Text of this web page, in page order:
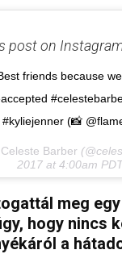
post on
friends because
(📸
Celeste Barber
2017 at 4:00am
meg
hogy nincs
a